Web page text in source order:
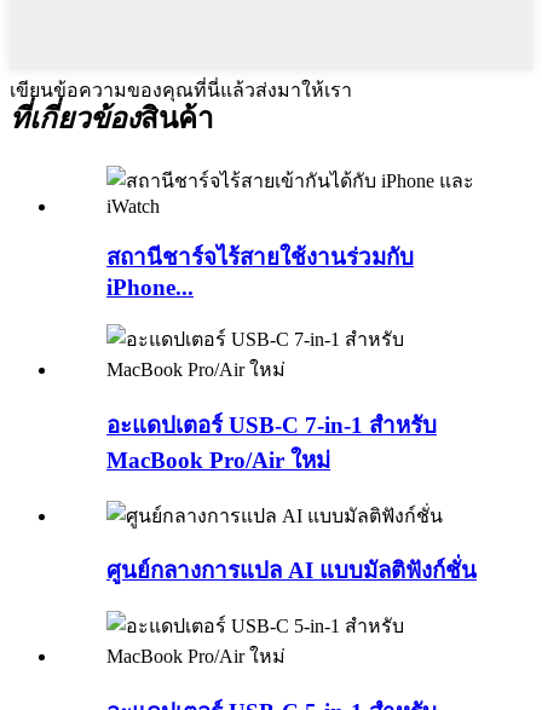
เขียนข้อความของคุณที่นี่แล้วส่งมาให้เรา
ที่เกี่ยวข้องสินค้า
สถานีชาร์จไร้สายใช้งานร่วมกับ
iPhone...
อะแดปเตอร์ USB-C 7-in-1 สำหรับ
MacBook Pro/Air ใหม่
ศูนย์กลางการแปล AI แบบมัลติฟังก์ชั่น